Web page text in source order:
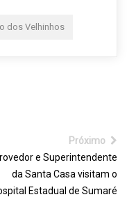
dos Velhinhos
Próximo
e Superintendente
da Santa Casa visitam o
Estadual de Sumaré